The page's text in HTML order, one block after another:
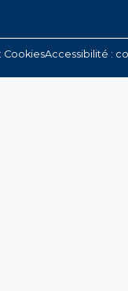
CookiesAccessibilité :